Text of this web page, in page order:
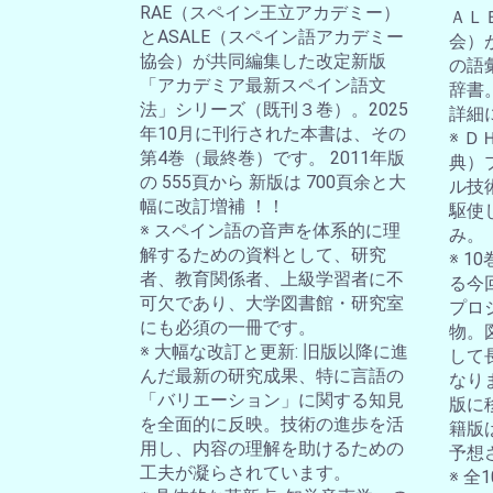
RAE（スペイン王立アカデミー）
とASALE（スペイン語アカデミー
協会）が共同編集した改定新版
「アカデミア最新スペイン語文
法」シリーズ（既刊３巻）。2025
年10月に刊行された本書は、その
第4巻（最終巻）です。 2011年版
の 555頁から 新版は 700頁余と大
幅に改訂増補 ！！
※ スペイン語の音声を体系的に理
解するための資料として、研究
者、教育関係者、上級学習者に不
可欠であり、大学図書館・研究室
にも必須の一冊です。
※ 大幅な改訂と更新: 旧版以降に進
んだ最新の研究成果、特に言語の
「バリエーション」に関する知見
を全面的に反映。技術の進歩を活
用し、内容の理解を助けるための
工夫が凝らされています。
ＡＬ
会）
の語
辞書
詳細
※ Ｄ
典）
ル技
駆使
み。
※ 10
る今
プロ
物。
して
なり
版に
籍版
予想
※ 全